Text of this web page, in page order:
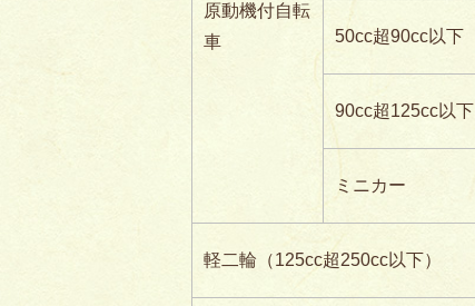
原動機付自転
車
50cc超90cc以下
90cc超125cc以下
ミニカー
軽二輪（125cc超250cc以下）